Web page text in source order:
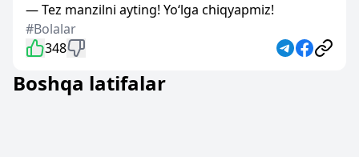
— Tez manzilni ayting! Yo‘lga chiqyapmiz!
#Bolalar
348
Boshqa latifalar